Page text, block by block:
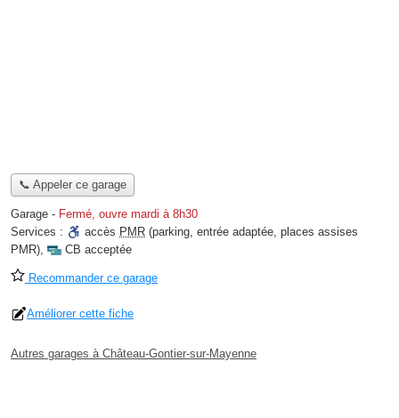
📞 Appeler ce garage
Garage - Fermé, ouvre mardi à 8h30
Services :
accès PMR (parking, entrée adaptée, places assises
PMR), CB acceptée
Recommander ce garage
Améliorer cette fiche
Autres garages à Château-Gontier-sur-Mayenne